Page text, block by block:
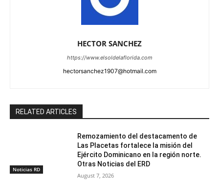
HECTOR SANCHEZ
https://www.elsoldelaflorida.com
hectorsanchez1907@hotmail.com
RELATED ARTICLES
Noticias RD
Remozamiento del destacamento de
Las Placetas fortalece la misión del
Ejército Dominicano en la región norte.
Otras Noticias del ERD
August 7, 2026